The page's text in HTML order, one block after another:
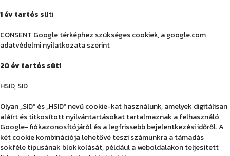
1 év tartós süti
CONSENT Google térképhez szükséges cookiek, a google.com
adatvédelmi nyilatkozata szerint
20 év tartós süti
HSID, SID
Olyan „SID” és „HSID” nevű cookie-kat használunk, amelyek digitálisan
aláírt és titkosított nyilvántartásokat tartalmaznak a felhasználó
Google- fiókazonosítójáról és a legfrissebb bejelentkezési időről. A
két cookie kombinációja lehetővé teszi számunkra a támadás
sokféle típusának blokkolását, például a weboldalakon teljesített